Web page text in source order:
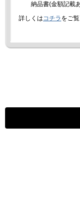
納品書(金額記載
詳しくはコチラ をご覧